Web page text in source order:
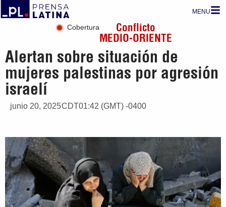
MENU
Cobertura
Conflicto
MEDIO-ORIENTE
Alertan sobre situación de
mujeres palestinas por agresión
israelí
junio 20, 2025CDT01:42 (GMT) -0400